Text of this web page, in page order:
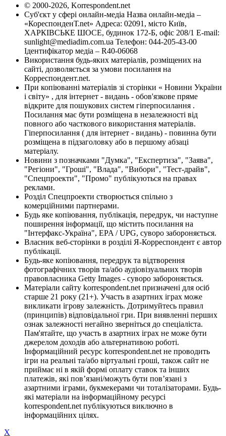
© 2000-2026, Korrespondent.net
Суб'єкт у сфері онлайн-медіа Назва онлайн-медіа –
«КореспонденТ.net» Адреса: 02091, місто Київ,
ХАРКІВСЬКЕ ШОСЕ, будинок 172-Б, офіс 208/1 E-mail:
sunlight@mediadim.com.ua Телефон: 044-205-43-00
Ідентифікатор медіа – R40-06068
Використання будь-яких матеріалів, розміщених на
сайті, дозволяється за умови посилання на
Корреспондент.net.
При копіюванні матеріалів зі сторінки « Новини України
і світу» , для інтернет - видань - обов'язкове пряме
відкрите для пошукових систем гіперпосилання .
Посилання має бути розміщена в незалежності від
повного або часткового використання матеріалів.
Гіперпосилання ( для інтернет - видань) - повинна бути
розміщена в підзаголовку або в першому абзаці
матеріалу.
Новини з позначками "Думка", "Експертиза", "Заява",
"Регіони", "Гроші", "Влада", "Вибори", "Тест-драйв",
"Спецпроекти", "Промо" публікуються на правах
реклами.
Розділ Спецпроекти створюється спільно з
комерційними партнерами.
Будь яке копіювання, публікація, передрук, чи наступне
поширення інформації, що містить посилання на
"Інтерфакс-Україна", EPA / UPG, суворо забороняється.
Власник веб-сторінки в розділі Я-Корреспондент є автор
публікації.
Будь-яке копіювання, передрук та відтворення
фотографічних творів та/або аудіовізуальних творів
правовласника Getty Images - суворо забороняється.
Матеріали сайту korrespondent.net призначені для осіб
старше 21 року (21+). Участь в азартних іграх може
викликати ігрову залежність. Дотримуйтесь правил
(принципів) відповідальної гри. При виявленні перших
ознак залежності негайно зверніться до спеціаліста.
Пам'ятайте, що участь в азартних іграх не може бути
джерелом доходів або альтернативою роботі.
Інформаційний ресурс korrespondent.net не проводить
ігри на реальні та/або віртуальні гроші, також сайт не
приймає ні в якій формі оплату ставок та інших
платежів, які пов’язані/можуть бути пов’язані з
азартними іграми, букмекерами чи тоталізаторами. Будь-
які матеріали на інформаційному ресурсі
korrespondent.net публікуються виключно в
інформаційних цілях.
X